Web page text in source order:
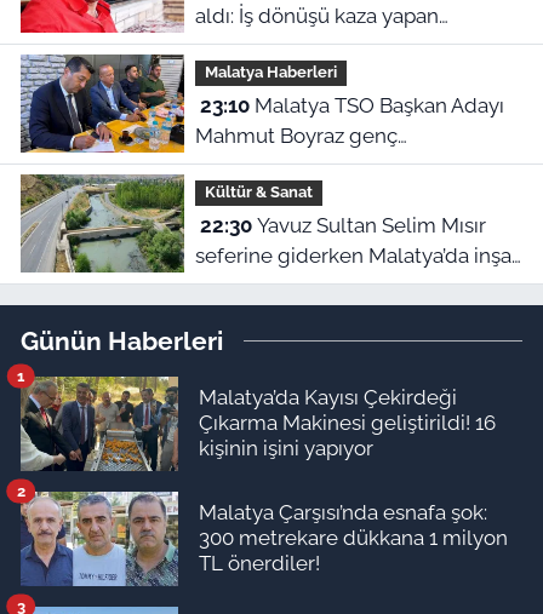
aldı: İş dönüşü kaza yapan
motosikletli hayatını kaybetti
Malatya Haberleri
23:10Malatya TSO Başkan Adayı
Mahmut Boyraz genç
girişimcilerle buluştu
Kültür & Sanat
22:30Yavuz Sultan Selim Mısır
seferine giderken Malatya’da inşa
edildi: Peki, buranın ismi neden
Günün Haberleri
Malatya’da Kayısı Çekirdeği
Çıkarma Makinesi geliştirildi! 16
kişinin işini yapıyor
1
Malatya Çarşısı’nda esnafa şok:
300 metrekare dükkana 1 milyon
TL önerdiler!
2
3